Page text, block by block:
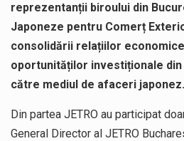
reprezentanții biroului din
Japoneze pentru Comerț
consolidării relațiilor
oportunităților investiționale
către mediul de afaceri japonez.
Din partea JETRO au participat
General Director al JETRO